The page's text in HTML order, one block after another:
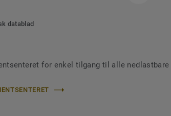
datablad
for enkel tilgang til alle